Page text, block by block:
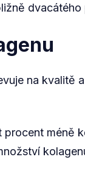
na kvalitě
méně